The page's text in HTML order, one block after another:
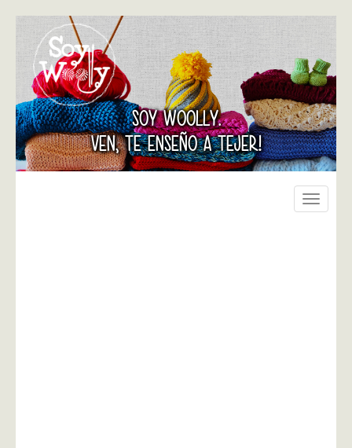
SOY WOOLLY.
VEN, TE ENSEÑO A TEJER!
Toggle